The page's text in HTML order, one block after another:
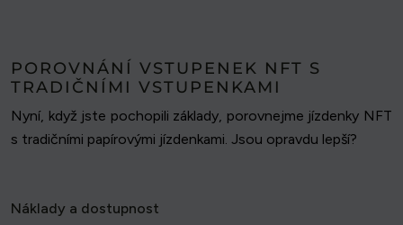
POROVNÁNÍ VSTUPENEK NFT S
TRADIČNÍMI VSTUPENKAMI
Nyní, když jste pochopili základy, porovnejme jízdenky NFT
s tradičními papírovými jízdenkami. Jsou opravdu lepší?
Náklady a dostupnost